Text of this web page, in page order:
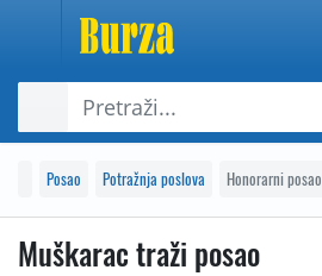
Posao Potražnja poslova Honorarni posao
Muškarac traži posao